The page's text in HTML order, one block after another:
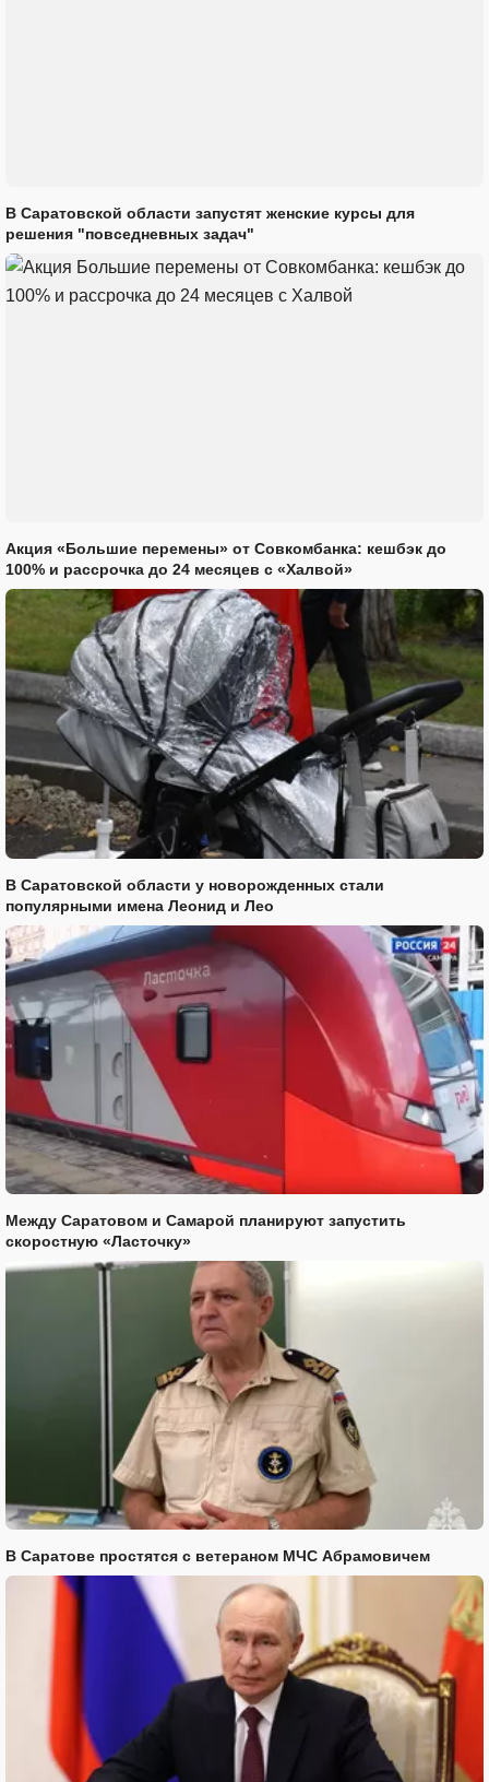
В Саратовской области запустят женские курсы для
решения "повседневных задач"
Акция «Большие перемены» от Совкомбанка: кешбэк до
100% и рассрочка до 24 месяцев с «Халвой»
В Саратовской области у новорожденных стали
популярными имена Леонид и Лео
Между Саратовом и Самарой планируют запустить
скоростную «Ласточку»
В Саратове простятся с ветераном МЧС Абрамовичем